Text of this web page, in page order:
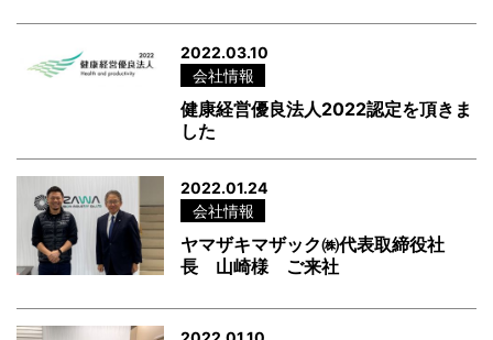
2022.03.10
会社情報
健康経営優良法人2022認定を頂きま
した
2022.01.24
会社情報
ヤマザキマザック㈱代表取締役社
長 山崎様 ご来社